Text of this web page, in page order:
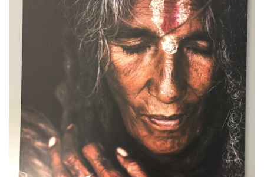
BIBLIOTHÈQUE
TABLE BASSE
FAUTEUILS
SALLES À MANGER
TABLES
BAHUT
LITERIE